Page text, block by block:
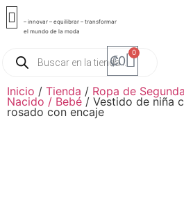
– innovar – equilibrar – transformar
el mundo de la moda
₡0
0
Inicio / Tienda / Ropa de
Nacido / Bebé / Vestido de niña
rosado con encaje